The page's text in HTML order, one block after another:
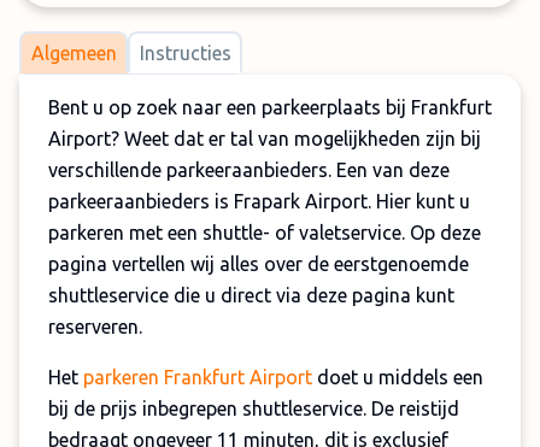
Algemeen Instructies
Bent u op zoek naar een parkeerplaats bij Frankfurt
Airport? Weet dat er tal van mogelijkheden zijn bij
verschillende parkeeraanbieders. Een van deze
parkeeraanbieders is Frapark Airport. Hier kunt u
parkeren met een shuttle- of valetservice. Op deze
pagina vertellen wij alles over de eerstgenoemde
shuttleservice die u direct via deze pagina kunt
reserveren.
Het parkeren Frankfurt Airport doet u middels een
bij de prijs inbegrepen shuttleservice. De reistijd
bedraagt ongeveer 11 minuten, dit is exclusief